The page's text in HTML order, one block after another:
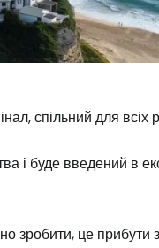
спільний для всіх
і буде введений в
зробити, це
до